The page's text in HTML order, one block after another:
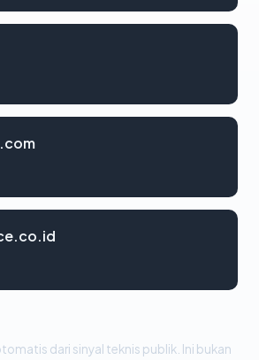
dari sinyal teknis publik. Ini bukan